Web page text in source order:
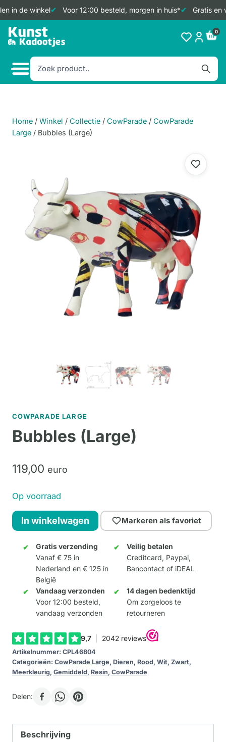
in de winkel Voor 12:00 besteld, morgen in huis* Gratis en
Doorgaan
naar
0
Home / Winkel / Collectie / CowParade / CowParade
Large / Bubbles (Large)
COWPARADE LARGE
Bubbles (Large)
119,00 euro
Op voorraad
Bubbles
(Large)
aantal
In winkelwagen Markeren als favoriet
Gratis verzending
Vanaf € 75 in
Nederland en € 125 in
België
Veilig betalen
Creditcard, Paypal,
Bancontact of iDEAL
Vandaag verzonden
Voor 12:00 besteld,
vandaag verzonden
14 dagen bedenktijd
Om zorgeloos te
retourneren
Artikelnummer: CPL46804
Categorieën: CowParade Large, Dieren, Rood, Wit, Zwart,
Meerkleurig, Gemiddeld, Resin, CowParade
Delen:
Beschrijving